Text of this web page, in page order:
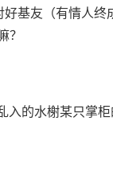
基友（有情人
？
的水榭某只掌